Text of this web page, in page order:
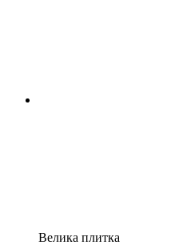
Велика плитка